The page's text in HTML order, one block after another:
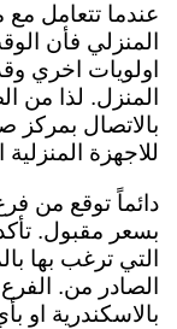
عندما تتعامل
المنزلي فأن
اولويات اخري
المنزل. لذا من
بالاتصال بمركز
للاجهزة
دائماً توقع من
بسعر مقبول.
التي ترغب بها
الصادر من.
بالاسكندرية او